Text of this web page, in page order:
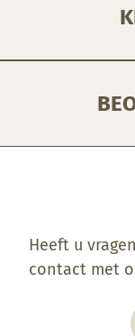
Heeft u
contact met